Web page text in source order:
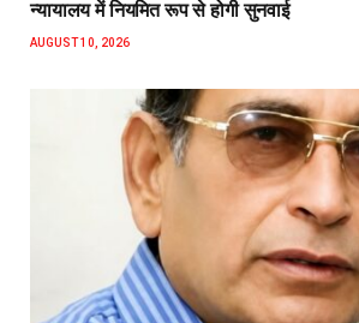
न्यायालय में नियमित रूप से होगी सुनवाई
AUGUST 10, 2026